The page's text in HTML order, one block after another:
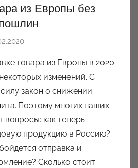
из Европы без
т
о
р
о
м
a
u
k
товара из Европы в 2020
изменений. С
закон о снижении
Поэтому многих наших
вопросы: как теперь
продукцию в Россию?
отправка и
Сколько стоит